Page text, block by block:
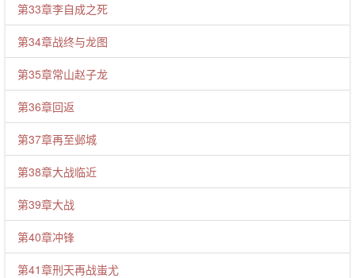
第33章李自成之死
第34章战终与龙图
第35章常山赵子龙
第36章回返
第37章再至邺城
第38章大战临近
第39章大战
第40章冲锋
第41章刑天再战蚩尤